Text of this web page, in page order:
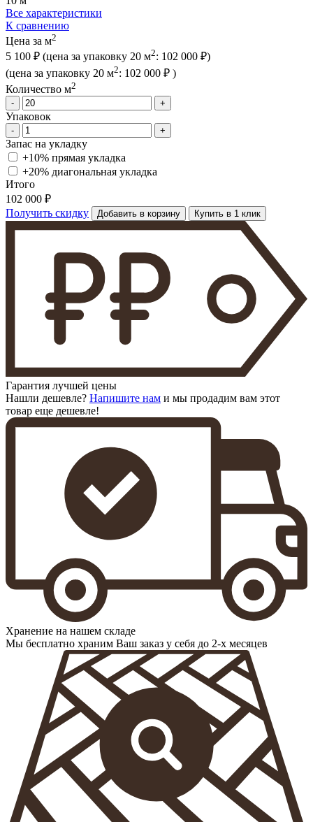
Все характеристики
К сравнению
Цена за м2
5 100 ₽ (цена за упаковку 20 м2: 102 000 ₽)
(цена за упаковку 20 м2: 102 000 ₽ )
Количество м2
-
+
Упаковок
- +
Запас на укладку
+10% прямая укладка
+20% диагональная укладка
Итого
102 000 ₽
Получить скидку
Добавить в корзину Купить в 1 клик
Гарантия лучшей цены
Нашли дешевле? Напишите нам и мы продадим вам этот
товар еще дешевле!
Хранение на нашем складе
Мы бесплатно храним Ваш заказ у себя до 2-х месяцев